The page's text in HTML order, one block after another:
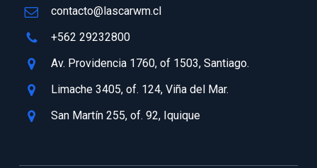
contacto@lascarwm.cl
+562 29232800
Av. Providencia 1760, of 1503, Santiago.
Limache 3405, of. 124, Viña del Mar.
San Martín 255, of. 92, Iquique